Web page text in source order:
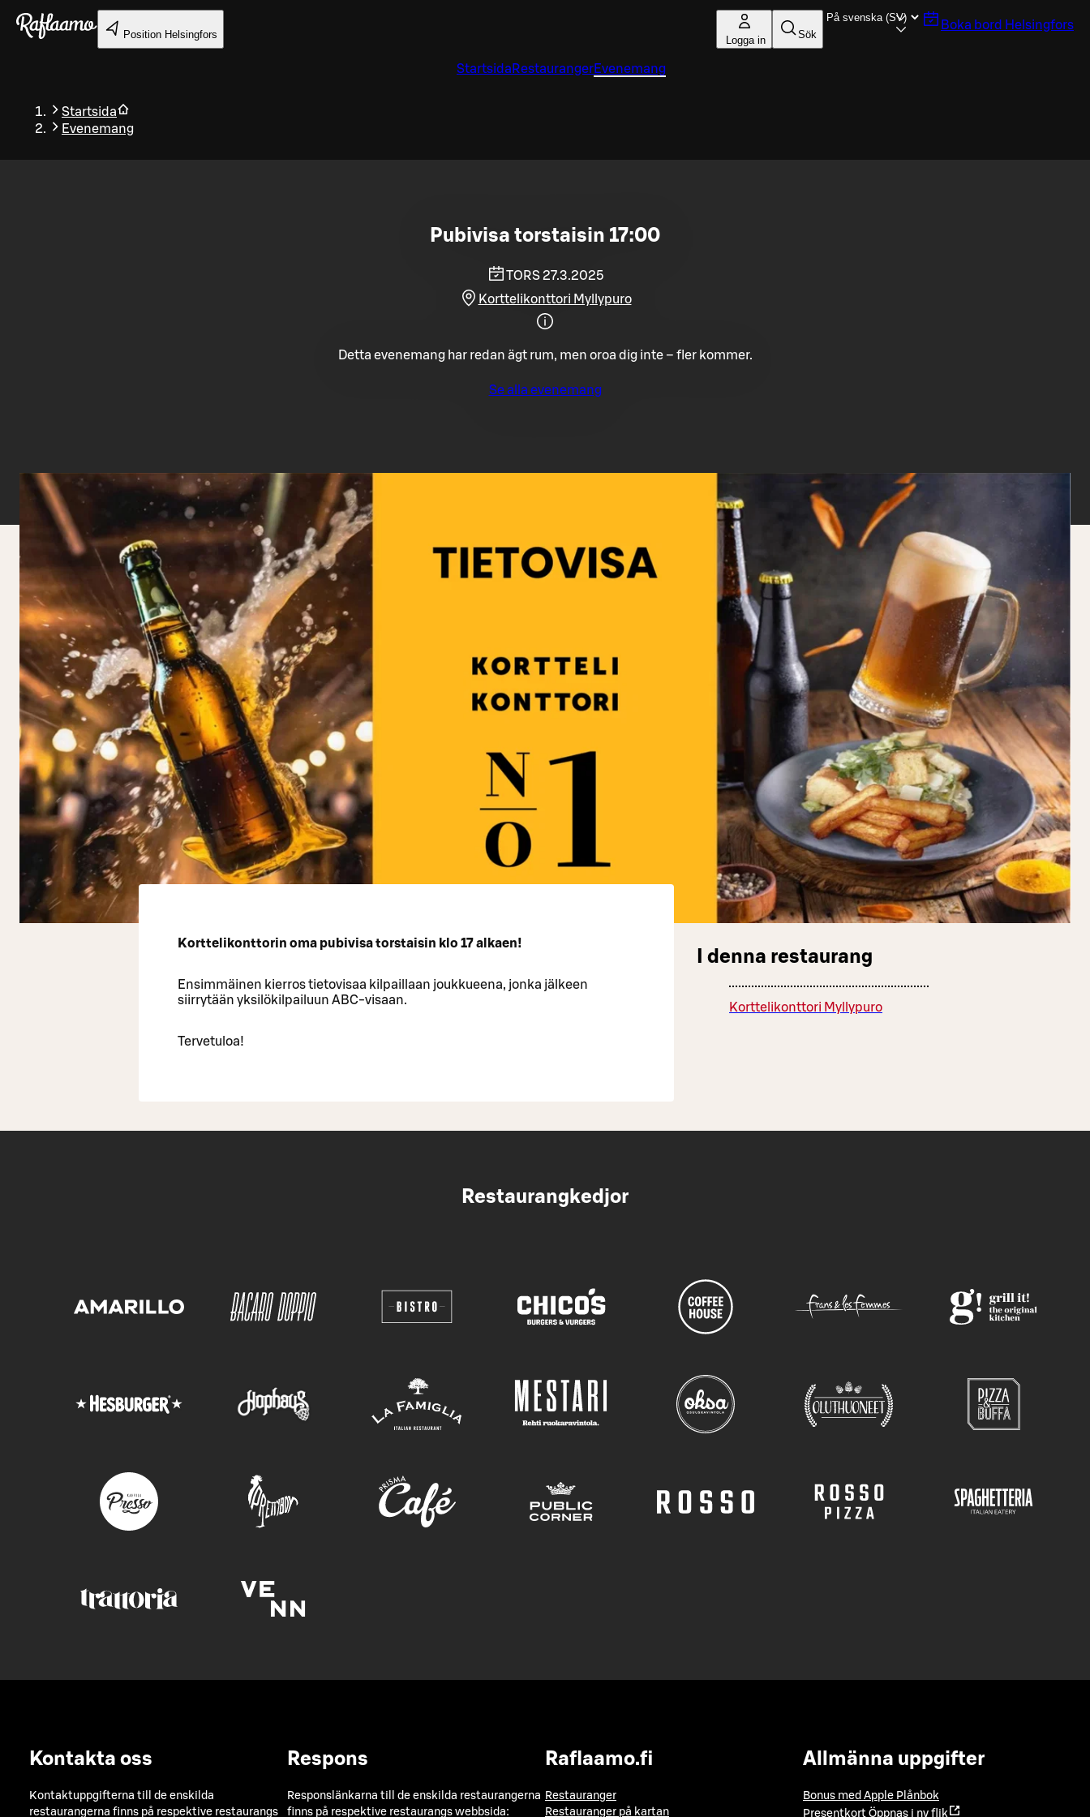
Gå till huvudinnehållet
Position Helsingfors Logga in Sök
Boka bord Helsingfors
Startsida RestaurangerEvenemang
Startsida
Evenemang
Tillbaka
Pubivisa torstaisin 17:00
TORS 27.3.2025
Korttelikonttori Myllypuro
Detta evenemang har redan ägt rum, men oroa dig inte – fler kommer.
Se alla evenemang
Korttelikonttorin oma pubivisa torstaisin klo 17 alkaen!
Ensimmäinen kierros tietovisaa kilpaillaan joukkueena, jonka jälkeen
siirrytään yksilökilpailuun ABC-visaan.
Tervetuloa!
I denna restaurang
Korttelikonttori Myllypuro
Restaurangkedjor
Kontakta oss
Kontaktuppgifterna till de enskilda
restaurangerna finns på respektive restaurangs
Respons
Responslänkarna till de enskilda restaurangerna
finns på respektive restaurangs webbsida:
Raflaamo.fi
Restauranger
Restauranger på kartan
Allmänna uppgifter
Bonus med Apple Plånbok
Presentkort Öppnas i ny flik